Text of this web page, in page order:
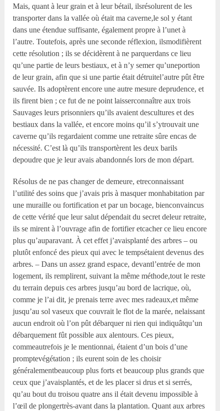
Mais, quant à leur grain et à leur bétail, ilsrésolurent de les
transporter dans la vallée où était ma caverne,le sol y étant
dans une étendue suffisante, également propre à l’unet à
l’autre. Toutefois, après une seconde réflexion, ilsmodifièrent
cette résolution ; ils se décidèrent à ne parquerdans ce lieu
qu’une partie de leurs bestiaux, et à n’y semer qu’uneportion
de leur grain, afin que si une partie était détruitel’autre pût être
sauvée. Ils adoptèrent encore une autre mesure deprudence, et
ils firent bien ; ce fut de ne point laisserconnaître aux trois
Sauvages leurs prisonniers qu’ils avaient descultures et des
bestiaux dans la vallée, et encore moins qu’il s’ytrouvait une
caverne qu’ils regardaient comme une retraite sûre encas de
nécessité. C’est là qu’ils transportèrent les deux barils
depoudre que je leur avais abandonnés lors de mon départ.
Résolus de ne pas changer de demeure, etreconnaissant
l’utilité des soins que j’avais pris à masquer monhabitation par
une muraille ou fortification et par un bocage, bienconvaincus
de cette vérité que leur salut dépendait du secret deleur retraite,
ils se mirent à l’ouvrage afin de fortifier etcacher ce lieu encore
plus qu’auparavant. À cet effet j’avaisplanté des arbres – ou
plutôt enfoncé des pieux qui avec le tempsétaient devenus des
arbres. – Dans un assez grand espace, devantl’entrée de mon
logement, ils remplirent, suivant la même méthode,tout le reste
du terrain depuis ces arbres jusqu’au bord de lacrique, où,
comme je l’ai dit, je prenais terre avec mes radeaux,et même
jusqu’au sol vaseux que couvrait le flot de la marée, nelaissant
aucun endroit où l’on pût débarquer ni rien qui indiquâtqu’un
débarquement fût possible aux alentours. Ces pieux,
commeautrefois je le mentionnai, étaient d’un bois d’une
promptevégétation ; ils eurent soin de les choisir
généralementbeaucoup plus forts et beaucoup plus grands que
ceux que j’avaisplantés, et de les placer si drus et si serrés,
qu’au bout du troisou quatre ans il était devenu impossible à
l’œil de plongertrès-avant dans la plantation. Quant aux arbres